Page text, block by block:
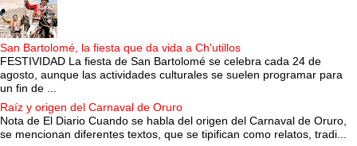
San Bartolomé, la fiesta que da vida a Ch'utillos
FESTIVIDAD La fiesta de San Bartolomé se celebra cada 24 de
agosto, aunque las actividades culturales se suelen programar para
un fin de ...
Raíz y origen del Carnaval de Oruro
Nota de El Diario Cuando se habla del origen del Carnaval de Oruro,
se mencionan diferentes textos, que se tipifican como relatos, tradi...